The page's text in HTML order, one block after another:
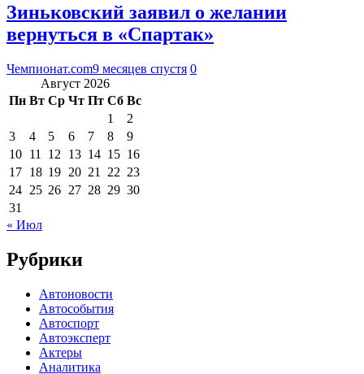
Зиньковский заявил о желании
вернуться в «Спартак»
Чемпионат.com9 месяцев спустя 0
Август 2026
Пн Вт Ср Чт Пт Сб Вс
1
2
3
4 5 6 7 8
9
10 11 12 13 14 15 16
17 18 19 20 21 22 23
24 25 26 27 28 29 30
31
« Июл
Рубрики
Автоновости
Автособытия
Автоспорт
Автоэксперт
Актеры
Аналитика